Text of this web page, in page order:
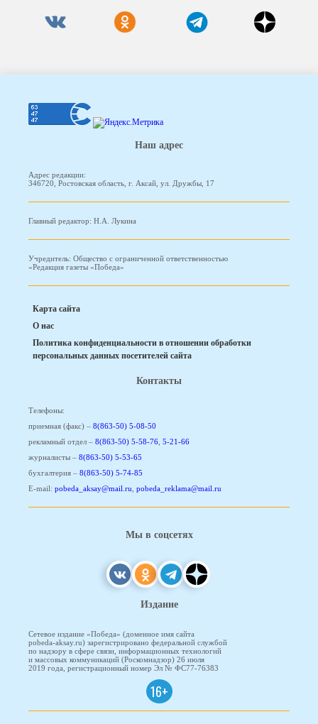
Наш адрес
Адрес редакции:
346720, Ростовская область, г. Аксай, ул. Дружбы, 17
Главный редактор: Н.А. Лукина
Учредитель: Общество с ограниченной ответственностью
«Редакция газеты «Победа»
Карта сайта
О нас
Политика конфиденциальности в отношении обработки
персональных данных посетителей сайта
Контакты
Телефоны:
приемная (факс) – 8(863-50) 5-08-50
рекламный отдел – 8(863-50) 5-58-76, 5-21-66
журналисты – 8(863-50) 5-53-65
бухгалтерия – 8(863-50) 5-74-85
E-mail: pobeda_aksay@mail.ru, pobeda_reklama@mail.ru
Мы в соцсетях
Издание
Сетевое издание «Победа» (доменное имя сайта
pobeda-aksay.ru) зарегистрировано федеральной службой
по надзору в сфере связи, информационных технологий
и массовых коммуникаций (Роскомнадзор) 26 июля
2019 года, регистрационный номер Эл № ФС77-76383
16+